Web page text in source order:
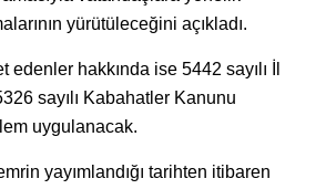
yürütüleceğini açıkladı.
edenler hakkında ise 5442 sayılı İl
sayılı Kabahatler Kanunu
uygulanacak.
yayımlandığı tarihten itibaren